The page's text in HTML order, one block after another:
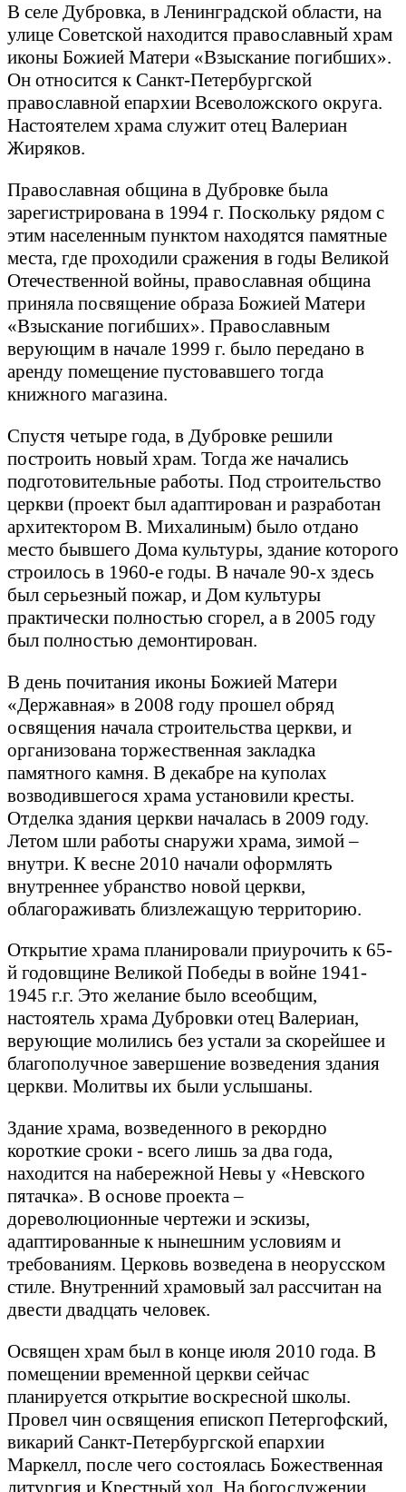
В селе Дубровка, в Ленинградской области, на
улице Советской находится православный храм
иконы Божией Матери «Взыскание погибших».
Он относится к Санкт-Петербургской
православной епархии Всеволожского округа.
Настоятелем храма служит отец Валериан
Жиряков.
Православная община в Дубровке была
зарегистрирована в 1994 г. Поскольку рядом с
этим населенным пунктом находятся памятные
места, где проходили сражения в годы Великой
Отечественной войны, православная община
приняла посвящение образа Божией Матери
«Взыскание погибших». Православным
верующим в начале 1999 г. было передано в
аренду помещение пустовавшего тогда
книжного магазина.
Спустя четыре года, в Дубровке решили
построить новый храм. Тогда же начались
подготовительные работы. Под строительство
церкви (проект был адаптирован и разработан
архитектором В. Михалиным) было отдано
место бывшего Дома культуры, здание которого
строилось в 1960-е годы. В начале 90-х здесь
был серьезный пожар, и Дом культуры
практически полностью сгорел, а в 2005 году
был полностью демонтирован.
В день почитания иконы Божией Матери
«Державная» в 2008 году прошел обряд
освящения начала строительства церкви, и
организована торжественная закладка
памятного камня. В декабре на куполах
возводившегося храма установили кресты.
Отделка здания церкви началась в 2009 году.
Летом шли работы снаружи храма, зимой –
внутри. К весне 2010 начали оформлять
внутреннее убранство новой церкви,
облагораживать близлежащую территорию.
Открытие храма планировали приурочить к 65-
й годовщине Великой Победы в войне 1941-
1945 г.г. Это желание было всеобщим,
настоятель храма Дубровки отец Валериан,
верующие молились без устали за скорейшее и
благополучное завершение возведения здания
церкви. Молитвы их были услышаны.
Здание храма, возведенного в рекордно
короткие сроки - всего лишь за два года,
находится на набережной Невы у «Невского
пятачка». В основе проекта –
дореволюционные чертежи и эскизы,
адаптированные к нынешним условиям и
требованиям. Церковь возведена в неорусском
стиле. Внутренний храмовый зал рассчитан на
двести двадцать человек.
Освящен храм был в конце июля 2010 года. В
помещении временной церкви сейчас
планируется открытие воскресной школы.
Провел чин освящения епископ Петергофский,
викарий Санкт-Петербургской епархии
Маркелл, после чего состоялась Божественная
литургия и Крестный ход. На богослужении